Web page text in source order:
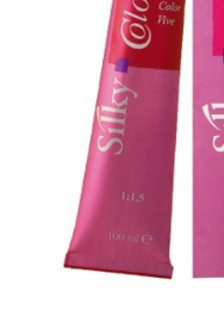
Ceara de par si gel
Accesorii par
Cosmetice profesionale
Sampon de par
Tratamente si masca de par
Vopsea de par si oxidant
Accesorii tuns si vopsit
Hair styling
Balsam de par
Ingrijire corp